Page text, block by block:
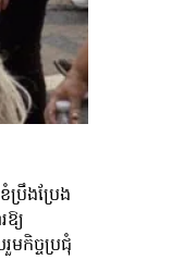
ប្រឹងប្រែង
យ
មកិច្ចប្រជុំ